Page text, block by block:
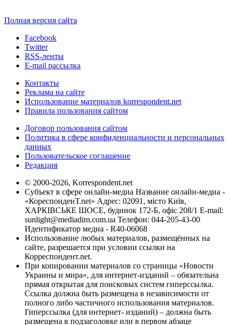
Полная версия сайта
Facebook
Twitter
RSS-ленты
E-mail рассылка
Контакты
Реклама на сайте
Использование материалов korrespondent.net
Правила пользования сайтом
Договор пользования сайтом
Политика в сфере конфиденциальности и персональных
данных
Пользовательское соглашение
Редакция
© 2000-2026, Korrespondent.net
Субъект в сфере онлайн-медиа Название онлайн-медиа -
«КореспонденТ.net» Адрес: 02091, місто Київ,
ХАРКІВСЬКЕ ШОСЕ, будинок 172-Б, офіс 208/1 E-mail:
sunlight@mediadim.com.ua Телефон: 044-205-43-00
Идентификатор медиа - R40-06068
Использование любых материалов, размещённых на
сайте, разрешается при условии ссылки на
Корреспондент.net.
При копировании материалов со страницы «Новости
Украины и мира», для интернет-изданий – обязательна
прямая открытая для поисковых систем гиперссылка.
Ссылка должна быть размещена в независимости от
полного либо частичного использования материалов.
Гиперссылка (для интернет- изданий) – должна быть
размещена в подзаголовке или в первом абзаце